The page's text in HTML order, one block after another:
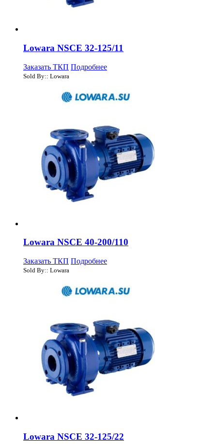
Lowara NSCE 32-125/11
Заказать ТКП Подробнее
Sold By:: Lowara
Lowara NSCE 40-200/110
Заказать ТКП Подробнее
Sold By:: Lowara
Lowara NSCE 32-125/22